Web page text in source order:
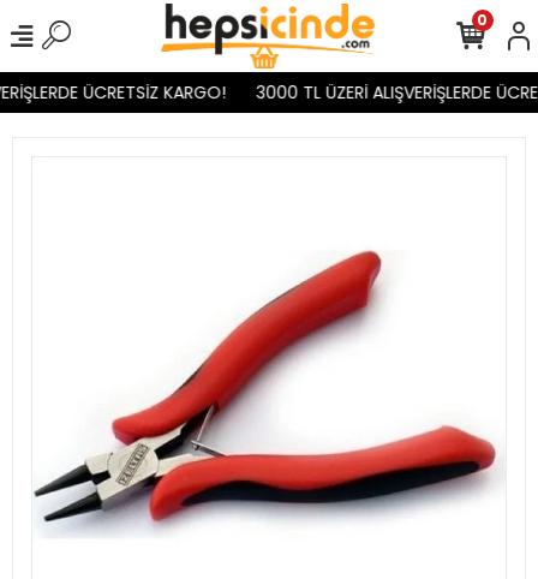
ÜCRETSİZ KARGO! 3000 TL ÜZERİ ALIŞVERİŞLERDE
0